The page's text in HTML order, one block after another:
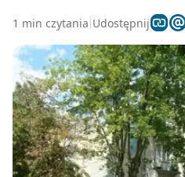
1 min czytania Udostępnij